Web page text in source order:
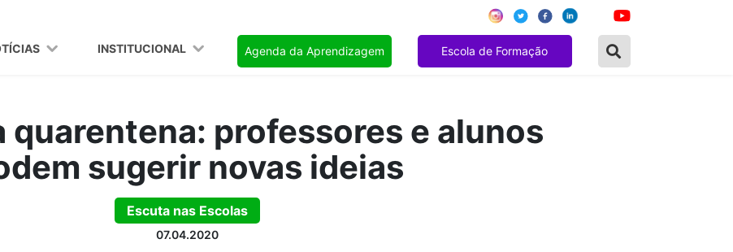
INSTITUCIONAL Agenda da Aprendizagem Escola de Formação
quarentena: professores e alunos
sugerir novas ideias
Escuta nas Escolas
07.04.2020